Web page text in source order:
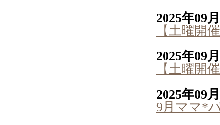
2025年09
【土曜開
2025年09
【土曜開
2025年09
9月ママ*